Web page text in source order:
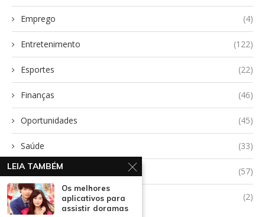
Emprego (4)
Entretenimento (122)
Esportes (22)
Finanças (46)
Oportunidades (45)
Saúde (33)
Tecnologia (57)
Uncategorized (2)
LEIA TAMBÉM
Os melhores
aplicativos para
assistir doramas